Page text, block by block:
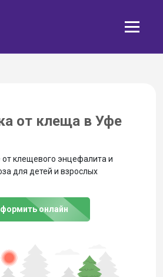
от клеща в Уфе
от клещевого энцефалита и
для детей и взрослых
онлайн